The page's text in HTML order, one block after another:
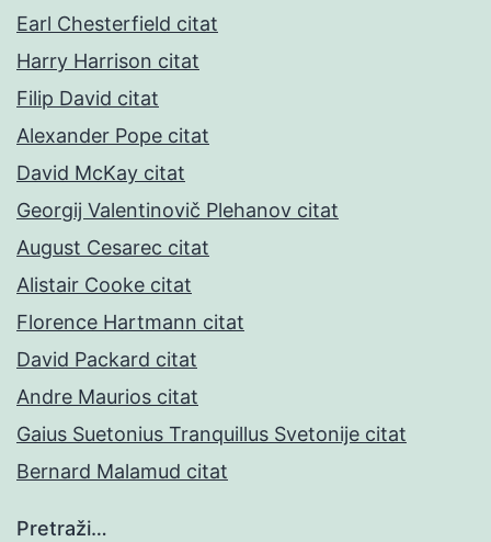
Earl Chesterfield citat
Harry Harrison citat
Filip David citat
Alexander Pope citat
David McKay citat
Georgij Valentinovič Plehanov citat
August Cesarec citat
Alistair Cooke citat
Florence Hartmann citat
David Packard citat
Andre Maurios citat
Gaius Suetonius Tranquillus Svetonije citat
Bernard Malamud citat
Pretraži…